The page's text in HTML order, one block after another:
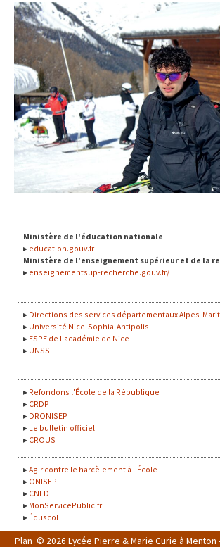
Ministère de l'éducation nationale
education.gouv.fr
Ministère de l'enseignement supérieur et de la
enseignementsup-recherche.gouv.fr/
Directions des services départementaux Alpes-
Université Nice-Sophia-Antipolis
ESPE de l'académie de Nice
UNSS
Refondons l'École de la République
CRDP
DRONISEP
Le bulletin officiel
CROUS
Agir contre le harcèlement à l'École
ONISEP
CNED
MonServicePublic.fr
Éduscol
© 2026 Lycée Pierre & Marie Curie à Menton
Plan